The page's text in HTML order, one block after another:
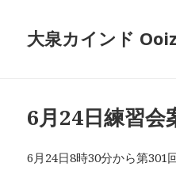
大泉カインド
6月24日練習会
6月24日8時30分から第301